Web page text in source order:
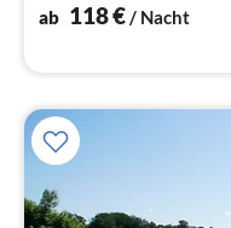
ab 118€/ Nacht